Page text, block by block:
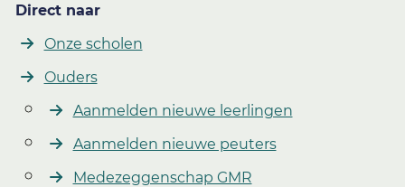
Direct naar
Onze scholen
Ouders
Aanmelden nieuwe leerlingen
Aanmelden nieuwe peuters
Medezeggenschap GMR